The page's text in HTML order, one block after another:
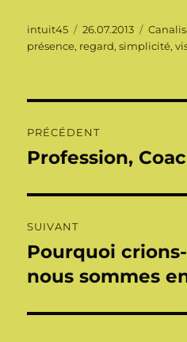
Auteur
intuit45
Publié
le
26.07.2013
présence, regard,simplicité,
de
PRÉCÉDENT
Publication
Profession,
SUIVANT
Publication
suivante :
Pourquoi
nous sommes